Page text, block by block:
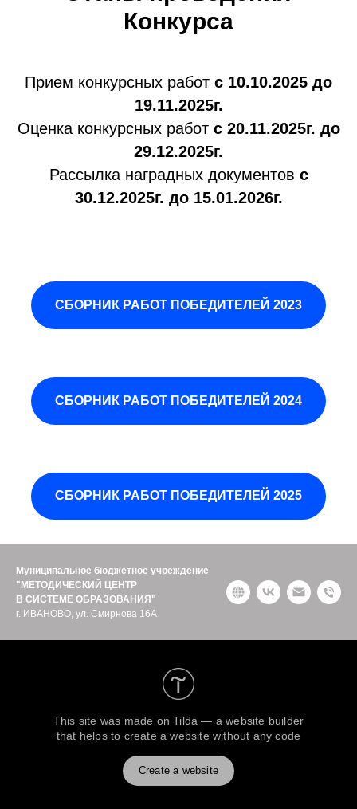
Конкурса
Прием конкурсных работ c 10.10.2025 до
19.11.2025г.
Оценка конкурсных работ с 20.11.2025г. до
29.12.2025г.
Рассылка наградных документов с
30.12.2025г. до 15.01.2026г.
СБОРНИК РАБОТ ПОБЕДИТЕЛЕЙ 2023
СБОРНИК РАБОТ ПОБЕДИТЕЛЕЙ 2024
СБОРНИК РАБОТ ПОБЕДИТЕЛЕЙ 2025
Муниципальное бюджетное учреждение
"МЕТОДИЧЕСКИЙ ЦЕНТР
В СИСТЕМЕ ОБРАЗОВАНИЯ"
г. ИВАНОВО, ул. Смирнова 16А
This site was made onTilda — a website builder
that helps to create a website without any code
Create a website